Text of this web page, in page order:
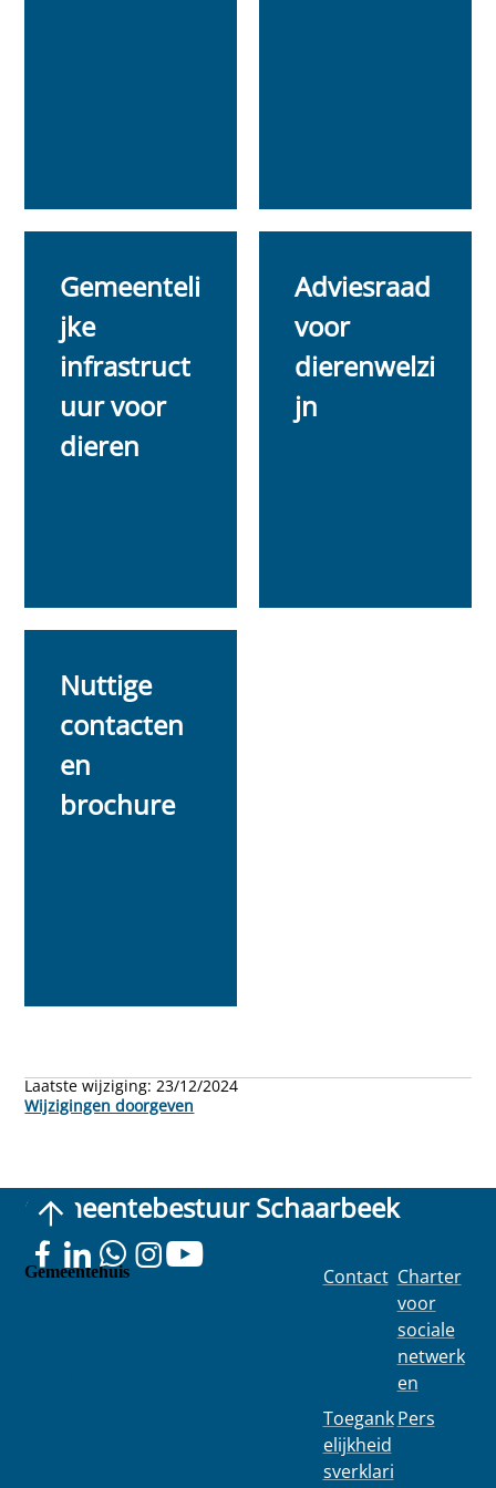
Gemeenteli
jke
infrastruct
uur voor
dieren
Adviesraad
voor
dierenwelzi
jn
Nuttige
contacten
en
brochure
Laatste wijziging:23/12/2024
Wijzigingen doorgeven
Gemeentebestuur Schaarbeek
Gemeentehuis Contact
Toegank
elijkheid
sverklari
Charter
voor
sociale
netwerk
en
Pers